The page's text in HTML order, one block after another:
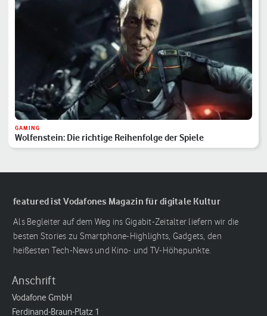
GAMING
Wolfenstein: Die richtige Reihenfolge der Spiele
featured ist Vodafones Magazin für digitale Kultur
Als Begleiter auf dem Weg ins Gigabit-Zeitalter liefern wir die
besten Stories zu Smartphone-Highlights, Gadgets, den
heißesten Tech-News und Kino- und TV-Höhepunkte.
Anschrift
Vodafone GmbH
Ferdinand-Braun-Platz 1